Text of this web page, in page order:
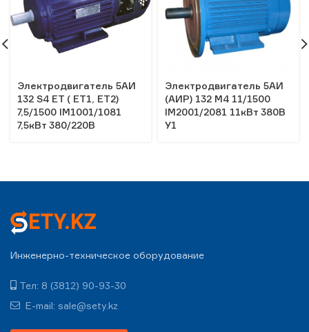
Электродвигатель 5АИ
132 S4 ЕT ( ЕТ1, ЕT2)
7,5/1500 IM1001/1081
7,5кВт 380/220В
Электродвигатель 5АИ
(АИР) 132 М4 11/1500
IM2001/2081 11кВт 380В
У1
Инженерно-техническое оборудование
Тел: 8 (3812) 90-93-30
E-mail: sale@sety.kz